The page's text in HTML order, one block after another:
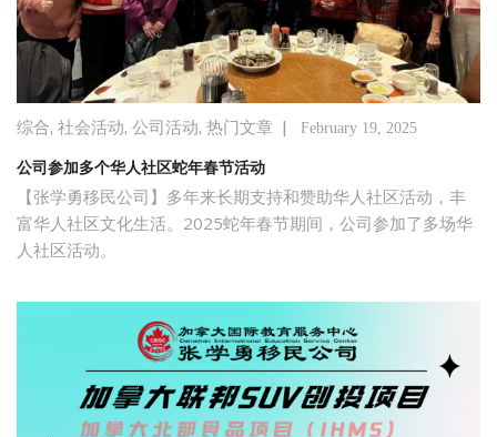
综合, 社会活动, 公司活动, 热门文章 | February 19, 2025
公司参加多个华人社区蛇年春节活动
【张学勇移民公司】多年来长期支持和赞助华人社区活动，丰
富华人社区文化生活。2025蛇年春节期间，公司参加了多场华
人社区活动。